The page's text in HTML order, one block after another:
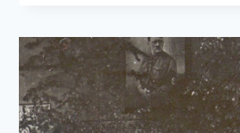
BRUNO
HEIDRICH